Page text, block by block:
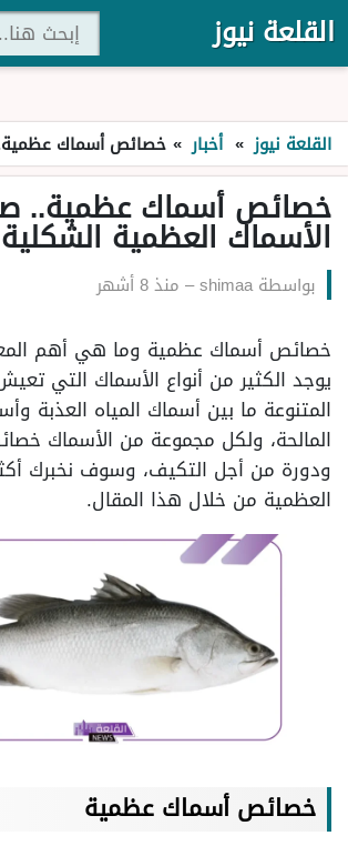
القلعة نيوز
القلعة نيوز » أخبار » خصائص أسماك عظمية.. صفات الأسماك
خصائص أسماك عظمية..
الأسماك العظمية الشكلية
بواسطةshimaa
– منذ 8 أشهر
خصائص أسماك عظمية وما هي أهم
يوجد الكثير من أنواع الأسماك التي
المتنوعة ما بين أسماك المياه العذبة
المالحة، ولكل مجموعة من الأسماك
ودورة من أجل التكيف، وسوف نخبرك
العظمية من خلال هذا المقال.
خصائص أسماك عظمية